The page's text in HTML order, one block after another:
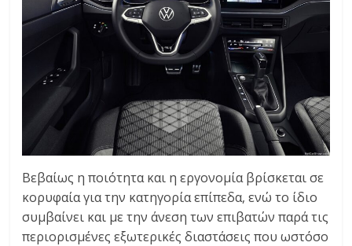
Βεβαίως η ποιότητα και η εργονομία βρίσκεται σε
κορυφαία για την κατηγορία επίπεδα, ενώ το ίδιο
συμβαίνει και με την άνεση των επιβατών παρά τις
περιορισμένες εξωτερικές διαστάσεις που ωστόσο